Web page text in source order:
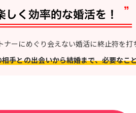
ーにめぐり会えない婚活に終止符を打
手との出会いから結婚まで、必要なこ